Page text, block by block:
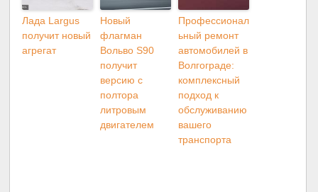
Лада Largus
получит новый
агрегат
Новый
флагман
Вольво S90
получит
версию с
полтора
литровым
двигателем
Профессионал
ьный ремонт
автомобилей в
Волгограде:
комплексный
подход к
обслуживанию
вашего
транспорта